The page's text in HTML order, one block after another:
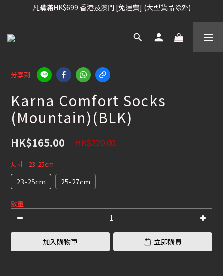
凡購滿HK$699 香港及澳門 [免運費] (大型貨品除外)
凡購滿HK$699 香港及澳門 [免運費] (大型貨品除外)
凡購滿HK$699 香港及澳門 [免運費] (大型貨品除外)
分享到
Karna Comfort Socks
(Mountain)(BLK)
HK$165.00 HK$220.00
尺寸 : 23-25cm
23-25cm 25-27cm
數量
加入購物車 立即購買